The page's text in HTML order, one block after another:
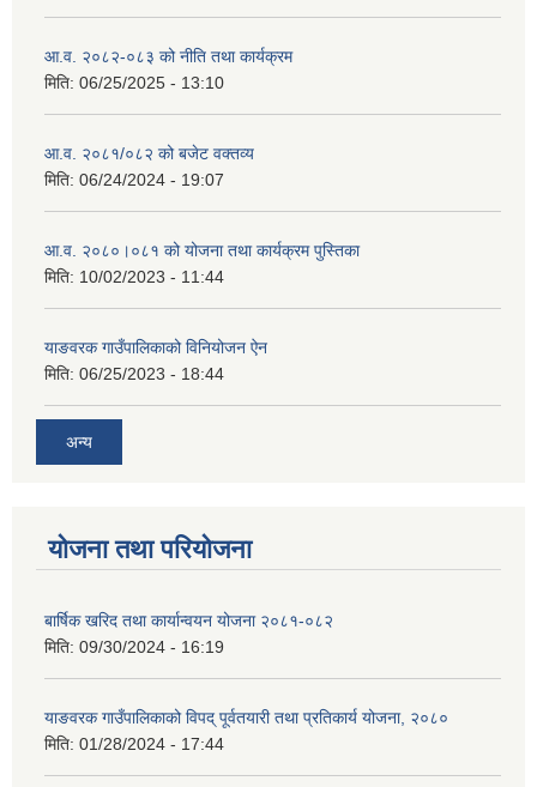
आ.व. २०८२-०८३ को नीति तथा कार्यक्रम
मिति: 06/25/2025 - 13:10
आ.व. २०८१/०८२ को बजेट वक्तव्य
मिति: 06/24/2024 - 19:07
आ.व. २०८०।०८१ को योजना तथा कार्यक्रम पुस्तिका
मिति: 10/02/2023 - 11:44
याङवरक गाउँपालिकाको विनियोजन ऐन
मिति: 06/25/2023 - 18:44
अन्य
योजना तथा परियोजना
बार्षिक खरिद तथा कार्यान्वयन योजना २०८१-०८२
मिति: 09/30/2024 - 16:19
याङवरक गाउँपालिकाको विपद् पूर्वतयारी तथा प्रतिकार्य योजना, २०८०
मिति: 01/28/2024 - 17:44